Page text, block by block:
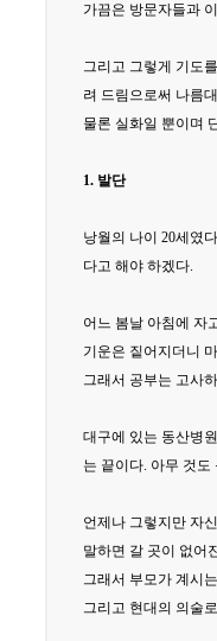
가끔은 방문자들과
그리고 그렇게 기도
려 드림으로써 나름
물론 실화일 뿐이며
1. 발단
낭월의 나이 20세였
다고 해야 하겠다.
어느 봄날 아침에 자
기운은 짙어지더니
그래서 공부는 고사
대구에 있는 동산병
는 끝이다. 아무 것
언제나 그렇지만 자
말하면 갈 곳이 없어
그래서 부모가 계시
그리고 현대의 의술